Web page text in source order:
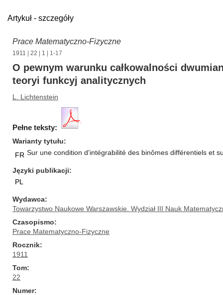
Artykuł - szczegóły
Prace Matematyczno-Fizyczne
1911 22 1 | 1-17
O pewnym warunku całkowalności
teoryi funkcyj analitycznych
L. Lichtenstein
Pełne teksty:
Warianty tytułu
FR Sur une condition d'intégrabilité des binômes différentiels et
Języki publikacji
PL
Wydawca
Towarzystwo Naukowe Warszawskie. Wydział III Nauk
Czasopismo
Prace Matematyczno-Fizyczne
Rocznik
1911
Tom
22
Numer